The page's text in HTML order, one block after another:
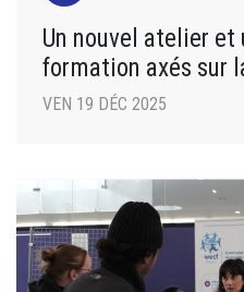
Un nouvel atelier et
formation axés sur
VEN 19 DÉC 2025